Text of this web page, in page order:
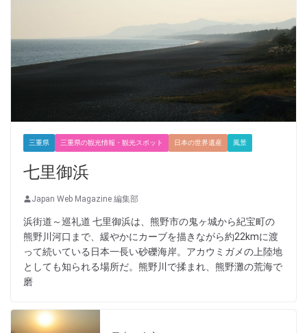
三重県 三重県の観光情報・観光スポット 日本の世界遺産 風景
七里御浜
Japan Web Magazine 編集部
浜街道～巡礼道 七里御浜は、熊野市の鬼ヶ城から紀宝町の
熊野川河口まで、緩やかにカーブを描きながら約22kmに渡
って続いている日本一長い砂礫海岸。アカウミガメの上陸地
としても知られる場所だ。熊野川で揉まれ、熊野灘の荒海で
磨